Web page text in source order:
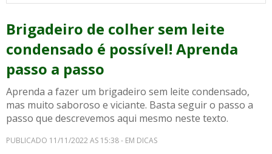
Brigadeiro de colher sem leite
condensado é possível! Aprenda
passo a passo
Aprenda a fazer um brigadeiro sem leite condensado,
mas muito saboroso e viciante. Basta seguir o passo a
passo que descrevemos aqui mesmo neste texto.
PUBLICADO 11/11/2022 AS 15:38 - EM DICAS